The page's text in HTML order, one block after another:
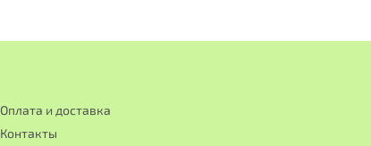
Оплата и доставка
Контакты